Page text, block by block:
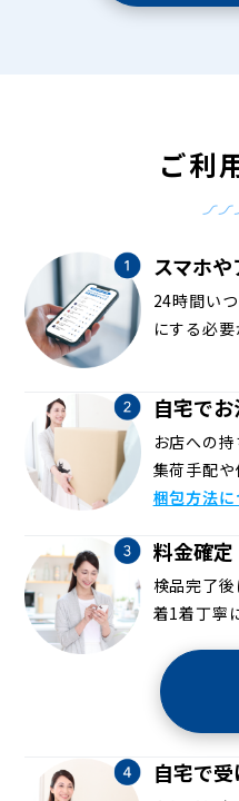
ご利
スマホ
24時間い
にする必要
自宅で
お店への
集荷手配や
梱包方法に
料金確
検品完了
着1着丁寧
自宅で